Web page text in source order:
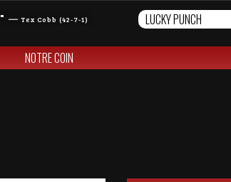
— Tex Cobb (42-7-1)
NOTRE COIN